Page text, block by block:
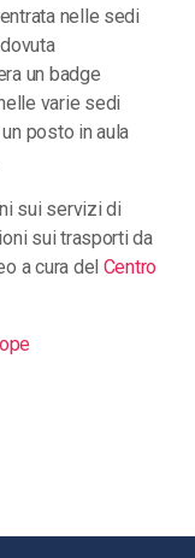
nelle sedi
un badge
varie sedi
posto in aula
sui servizi di
sui trasporti da
a cura del Centro